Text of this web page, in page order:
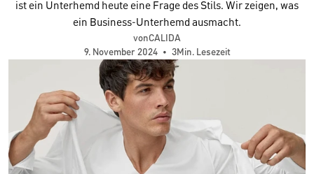
ist ein Unterhemd heute eine Frage des Stils. Wir zeigen, was
ein Business-Unterhemd ausmacht.
vonCALIDA
9. November 2024
• 3Min. Lesezeit